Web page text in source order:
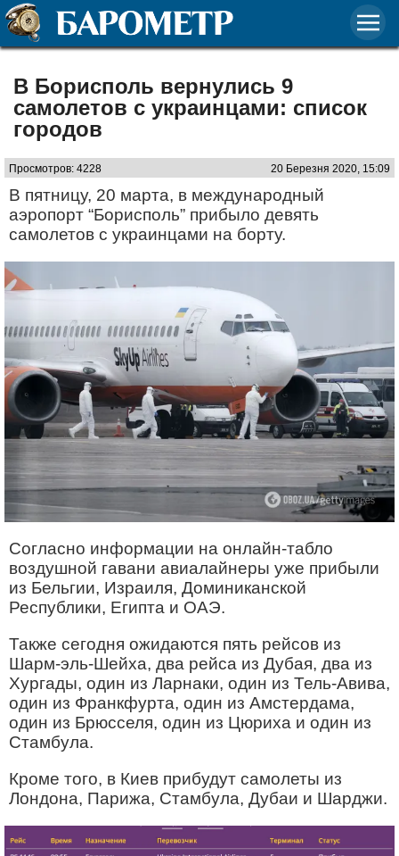
В Борисполь вернулись 9
самолетов с украинцами: список
городов
Просмотров: 4228 20 Березня 2020, 15:09
В пятницу, 20 марта, в международный
аэропорт “Борисполь” прибыло девять
самолетов с украинцами на борту.
Согласно информации на онлайн-табло
воздушной гавани авиалайнеры уже прибыли
из Бельгии, Израиля, Доминиканской
Республики, Египта и ОАЭ.
Также сегодня ожидаются пять рейсов из
Шарм-эль-Шейха, два рейса из Дубая, два из
Хургады, один из Ларнаки, один из Тель-Авива,
один из Франкфурта, один из Амстердама,
один из Брюсселя, один из Цюриха и один из
Стамбула.
Кроме того, в Киев прибудут самолеты из
Лондона, Парижа, Стамбула, Дубаи и Шарджи.